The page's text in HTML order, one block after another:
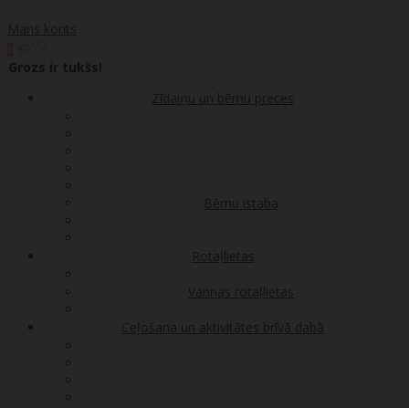
Mans konts
Grozs ir tukšs!
Zīdaiņu un bērnu preces
Bērnu istaba
Rotaļlietas
Vannas rotaļlietas
Ceļošana un aktivitātes brīvā dabā